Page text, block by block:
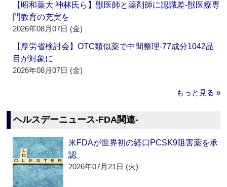
【昭和薬大 神林氏ら】獣医師と薬剤師に認識差‐獣医療専
門教育の充実を
2026年08月07日 (金)
【厚労省検討会】OTC類似薬で中間整理‐77成分1042品
目が対象に
2026年08月07日 (金)
もっと見る »
ヘルスデーニュース‐FDA関連‐
米FDAが世界初の経口PCSK9阻害薬を承
認
2026年07月21日 (火)